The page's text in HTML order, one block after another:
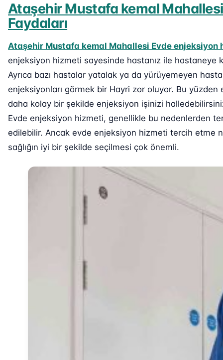
Ataşehir Mustafa kemal
Faydaları
Ataşehir Mustafa kemal Mahallesi Evde enjeksiyon
enjeksiyon hizmeti sayesinde hastanız ile
Ayrıca bazı hastalar yatalak ya da yürüyemeyen
enjeksiyonları görmek bir Hayri zor oluyor. Bu
daha kolay bir şekilde enjeksiyon işinizi
Evde enjeksiyon hizmeti, genellikle bu nedenlerden
edilebilir. Ancak evde enjeksiyon hizmeti tercih etme
sağlığın iyi bir şekilde seçilmesi çok önemli.